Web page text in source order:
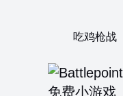
吃鸡枪战